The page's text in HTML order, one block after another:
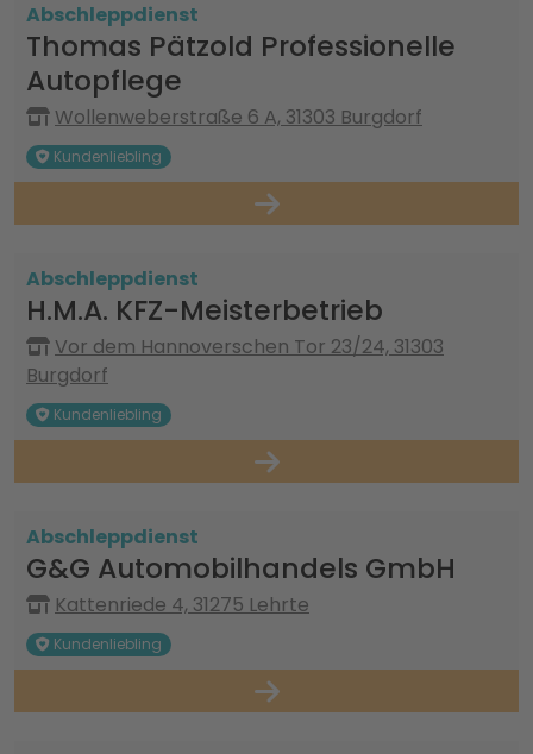
Abschleppdienst
Thomas Pätzold Professionelle
Autopflege
Wollenweberstraße 6 A, 31303 Burgdorf
Kundenliebling
Abschleppdienst
H.M.A. KFZ-Meisterbetrieb
Vor dem Hannoverschen Tor 23/24, 31303
Burgdorf
Kundenliebling
Abschleppdienst
G&G Automobilhandels GmbH
Kattenriede 4, 31275 Lehrte
Kundenliebling